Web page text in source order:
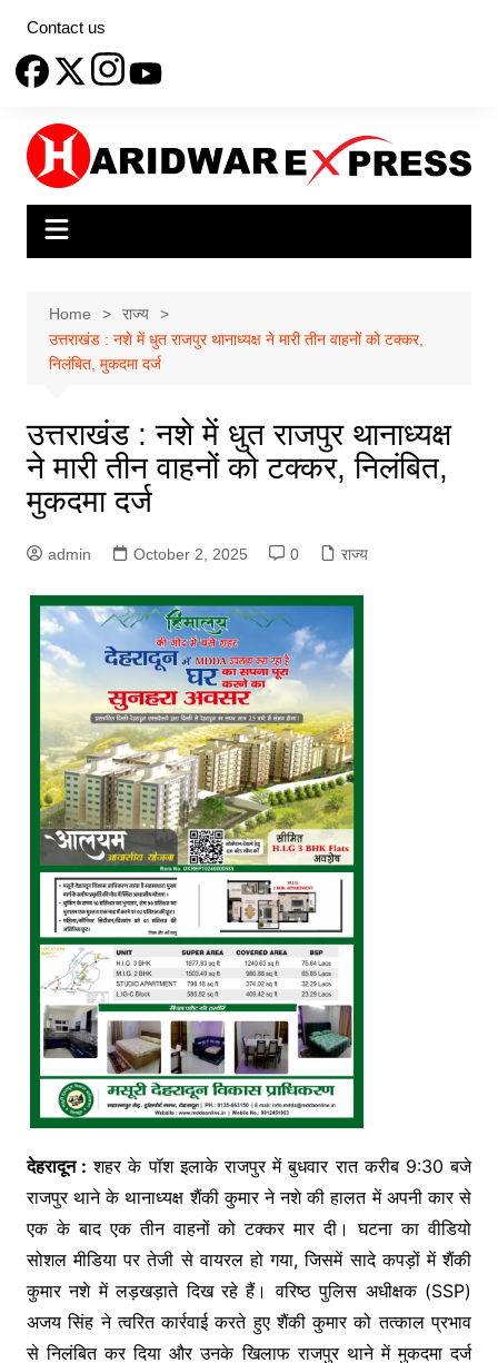
content
Contact us
Home
राज्य
उत्तराखंड : नशे में धुत राजपुर थानाध्यक्ष ने मारी तीन वाहनों को टक्कर,
निलंबित, मुकदमा दर्ज
उत्तराखंड : नशे में धुत राजपुर थानाध्यक्ष
ने मारी तीन वाहनों को टक्कर, निलंबित,
मुकदमा दर्ज
admin October 2, 2025 0 राज्य
देहरादून : शहर के पॉश इलाके राजपुर में बुधवार रात करीब 9:30 बजे
राजपुर थाने के थानाध्यक्ष शैंकी कुमार ने नशे की हालत में अपनी कार से
एक के बाद एक तीन वाहनों को टक्कर मार दी। घटना का वीडियो
सोशल मीडिया पर तेजी से वायरल हो गया, जिसमें सादे कपड़ों में शैंकी
कुमार नशे में लड़खड़ाते दिख रहे हैं। वरिष्ठ पुलिस अधीक्षक (SSP)
अजय सिंह ने त्वरित कार्रवाई करते हुए शैंकी कुमार को तत्काल प्रभाव
से निलंबित कर दिया और उनके खिलाफ राजपुर थाने में मुकदमा दर्ज